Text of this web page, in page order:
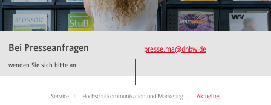
Bei Presseanfragen
wenden Sie sich bitte an:
presse.ma@dhbw.de
Service Hochschulkommunikation und Marketing Aktuelles